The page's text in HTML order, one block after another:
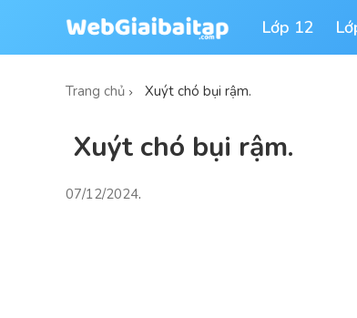
Lớp 12
Trang chủ Xuýt chó bụi rậm.
Xuýt chó bụi rậm.
07/12/2024.